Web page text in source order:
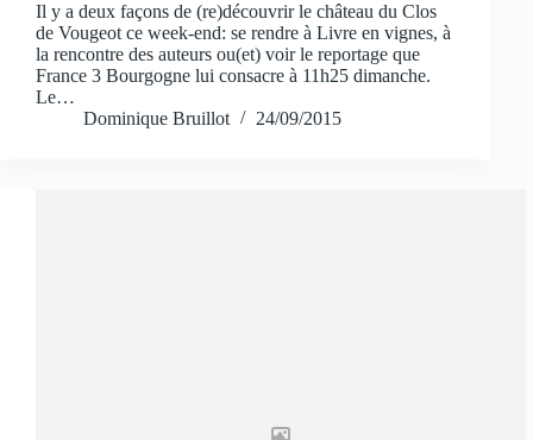
Il y a deux façons de (re)découvrir le château du Clos
de Vougeot ce week-end: se rendre à Livre en vignes, à
la rencontre des auteurs ou(et) voir le reportage que
France 3 Bourgogne lui consacre à 11h25 dimanche.
Le…
Dominique Bruillot
24/09/2015